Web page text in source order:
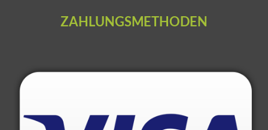
ZAHLUNGSMETHODEN